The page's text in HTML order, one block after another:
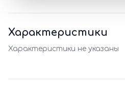
Характеристики
Характеристики не указаны